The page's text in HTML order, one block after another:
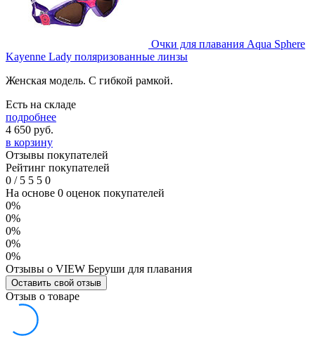
Очки для плавания Aqua Sphere
Kayenne Lady поляризованные линзы
Женская модель. C гибкой рамкой.
Есть на складе
подробнее
4 650 руб.
в корзину
Отзывы покупателей
Рейтинг покупателей
0 /5 5 5 0
На основе 0 оценок покупателей
0%
0%
0%
0%
0%
Отзывы о VIEW Беруши для плавания
Оставить свой отзыв
Отзыв о товаре